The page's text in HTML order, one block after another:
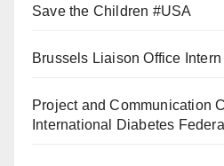
Save the Children #USA
Brussels Liaison Office
Project and Communication
International Diabetes